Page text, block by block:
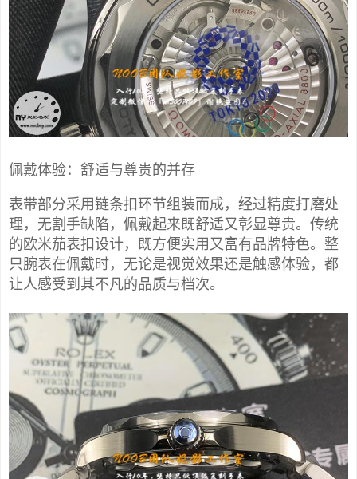
佩戴体验：舒适与尊贵的并存
表带部分采用链条扣环节组装而成，经过精度打磨处
理，无割手缺陷，佩戴起来既舒适又彰显尊贵。传统
的欧米茄表扣设计，既方便实用又富有品牌特色。整
只腕表在佩戴时，无论是视觉效果还是触感体验，都
让人感受到其不凡的品质与档次。